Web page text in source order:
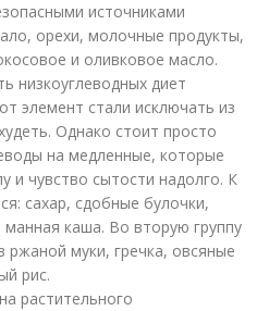
источниками
орехи, молочные продукты,
и оливковое масло.
низкоуглеводных диет
элемент стали исключать из
Однако стоит просто
на медленные, которые
и чувство сытости надолго. К
сахар, сдобные булочки,
каша. Во вторую группу
ржаной муки, гречка, овсяные
рис.
растительного